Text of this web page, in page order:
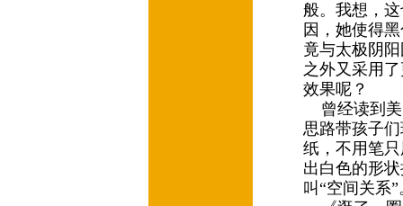
般。我想，
因，她使得
竟与太极阴
之外又采用
效果呢？
曾经读到美
思路带孩子
纸，不用笔
出白色的形
叫“空间关系